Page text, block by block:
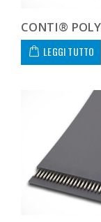
LEGGI TUTTO